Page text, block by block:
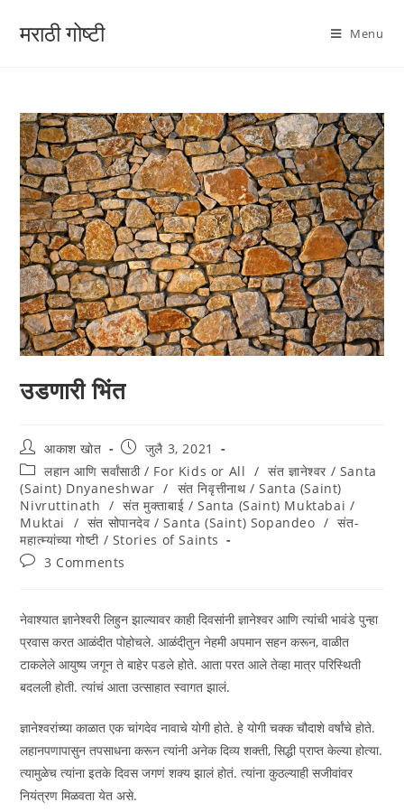
मराठी गोष्टी Menu
उडणारी भिंत
आकाश खोत
जुलै 3, 2021
लहान आणि सर्वांसाठी / For Kids or All / संत ज्ञानेश्वर / Santa
(Saint) Dnyaneshwar / संत निवृत्तीनाथ / Santa (Saint)
Nivruttinath / संत मुक्ताबाई / Santa (Saint) Muktabai /
Muktai
/ संत सोपानदेव / Santa (Saint) Sopandeo / संत-
महात्म्यांच्या गोष्टी / Stories of Saints
3 Comments
नेवाश्यात ज्ञानेश्वरी लिहुन झाल्यावर काही दिवसांनी ज्ञानेश्वर आणि त्यांची भावंडे पुन्हा
प्रवास करत आळंदीत पोहोचले. आळंदीतुन नेहमी अपमान सहन करून, वाळीत
टाकलेले आयुष्य जगून ते बाहेर पडले होते. आता परत आले तेव्हा मात्र परिस्थिती
बदलली होती. त्यांचं आता उत्साहात स्वागत झालं.
ज्ञानेश्वरांच्या काळात एक चांगदेव नावाचे योगी होते. हे योगी चक्क चौदाशे वर्षांचे होते.
लहानपणापासुन तपसाधना करून त्यांनी अनेक दिव्य शक्ती, सिद्धी प्राप्त केल्या होत्या.
त्यामुळेच त्यांना इतके दिवस जगणं शक्य झालं होतं. त्यांना कुठल्याही सजीवांवर
नियंत्रण मिळवता येत असे.